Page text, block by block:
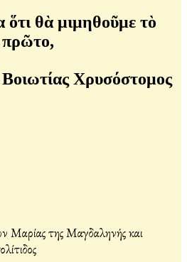
ὅτι θὰ μιμηθοῦμε τὸ
πρῶτο,
Βοιωτίας Χρυσόστομος